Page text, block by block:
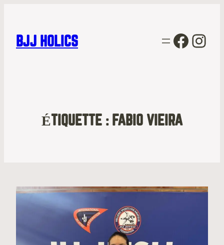
BJJ HOLICS
ÉTIQUETTE : FABIO VIEIRA